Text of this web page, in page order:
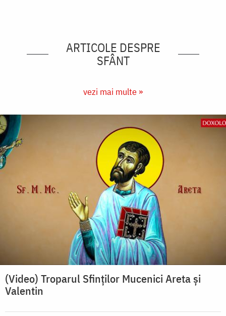
ARTICOLE DESPRE
SFÂNT
vezi mai multe »
(Video) Troparul Sfinților Mucenici Areta și
Valentin